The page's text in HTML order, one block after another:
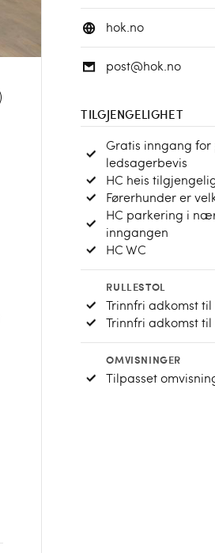
hok.no
post@hok.no
TILGJENGELIGHET
Gratis inngang
ledsagerbevis
HC heis
Førerhunder er
HC parkering i
inngangen
HC WC
RULLESTOL
Trinnfri adkomst
Trinnfri adkomst
OMVISNINGER
Tilpasset